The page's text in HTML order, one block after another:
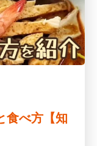
食べ方【知